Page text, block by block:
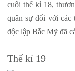
cuối thế kỉ 18,
quân sự đối với các
độc lập Bắc Mỹ đã
Thế kỉ 19